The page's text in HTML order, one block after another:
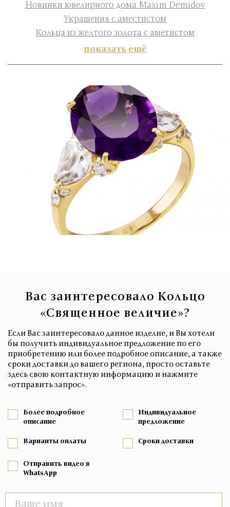
Новинки ювелирного дома Maxim Demidov
Украшения с аместистом
Кольца из желтого золота с аметистом
показать ещё
Вас заинтересовало Кольцо
«Священное величие»?
Если Вас заинтересовало данное изделие, и Вы хотели
бы получить индивидуальное предложение по его
приобретению или более подробное описание, а также
сроки доставки до вашего региона, просто оставьте
здесь свою контактную информацию и нажмите
«отправить запрос».
Более подробное
описание
Индивидуальное
предложение
Варианты оплаты Сроки доставки
Отправить видео в
WhatsApp